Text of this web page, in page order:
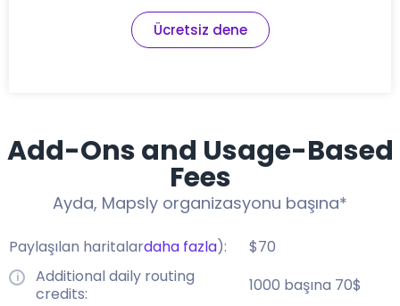
Ücretsiz dene
Add-Ons and Usage-Based
Fees
Ayda, Mapsly organizasyonu başına*
Paylaşılan haritalardaha fazla):
Additional daily routing
credits:
$70
1000 başına 70$